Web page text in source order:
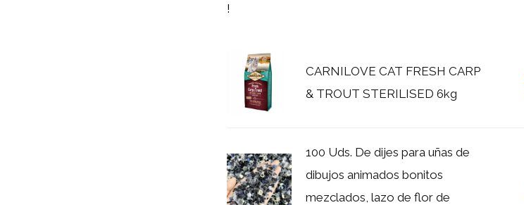
!
CARNILOVE CAT FRESH CARP
& TROUT STERILISED 6kg
100 Uds. De dijes para uñas de
dibujos animados bonitos
mezclados, lazo de flor de